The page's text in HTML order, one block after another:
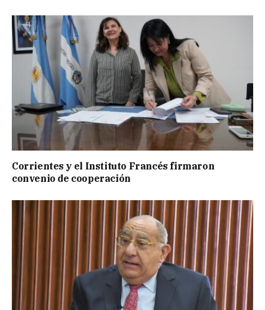
Corrientes y el Instituto Francés firmaron
convenio de cooperación